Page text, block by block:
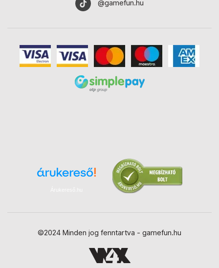
@gamefun.hu
Árukereső.hu
©2024 Minden jog fenntartva - gamefun.hu